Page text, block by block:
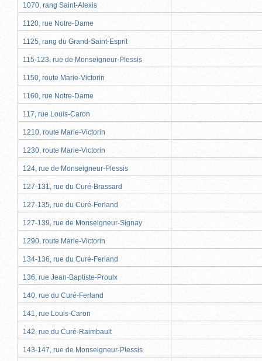
1070, rang Saint-Alexis
1120, rue Notre-Dame
1125, rang du Grand-Saint-Esprit
115-123, rue de Monseigneur-Plessis
1150, route Marie-Victorin
1160, rue Notre-Dame
117, rue Louis-Caron
1210, route Marie-Victorin
1230, route Marie-Victorin
124, rue de Monseigneur-Plessis
127-131, rue du Curé-Brassard
127-135, rue du Curé-Ferland
127-139, rue de Monseigneur-Signay
1290, route Marie-Victorin
134-136, rue du Curé-Ferland
136, rue Jean-Baptiste-Proulx
140, rue du Curé-Ferland
141, rue Louis-Caron
142, rue du Curé-Raimbault
143-147, rue de Monseigneur-Plessis